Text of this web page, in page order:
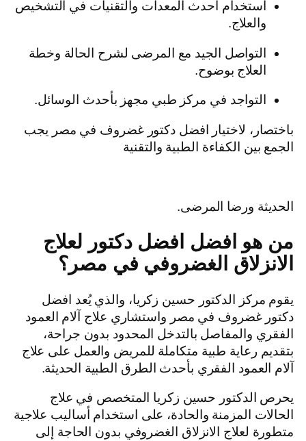
استخدام أحدث المعدات والتقنيات في التشخيص
والعلاج.
التواصل الجيد مع المرضى لشرح الحالة وخطة
العلاج بوضوح.
التواجد في مركز طبي مجهز بأحدث الوسائل.
باختصار، لاختيار افضل دكتور غضروف في مصر يجب
الجمع بين الكفاءة الطبية والتقنية
الحديثة ورضا المرضى.
من هو افضل افضل دكتور لعلاج
الانزلاق الغضروفي في مصر؟
يقوم مركز الدكتور حسين زكريا، والذي يُعد افضل
دكتور غضروف في مصر واستشاري علاج آلام العمود
الفقري والمفاصل بالتدخل المحدود بدون جراحة،
بتقديم رعاية طبية متكاملة للمريض والعمل على علاج
آلام العمود الفقري بأحدث الطرق الطبية الحديثة.
يحرص الدكتور حسين زكريا المتخصص في علاج
الحالات المزمنة والحادة، على استخدام أساليب علاجية
متطورة لعلاج الانزلاق الغضروفي بدون الحاجة إلى